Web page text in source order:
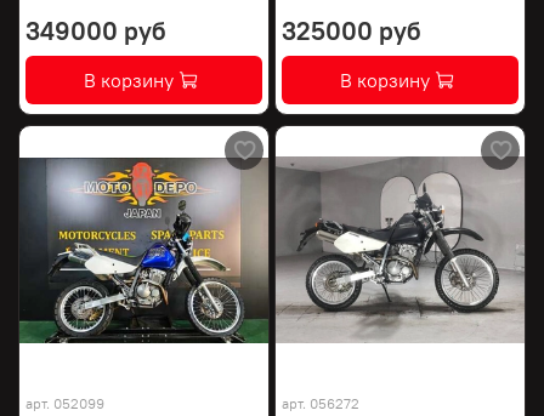
349000 руб
В корзину
325000 руб
В корзину
арт. 052099 арт. 056272